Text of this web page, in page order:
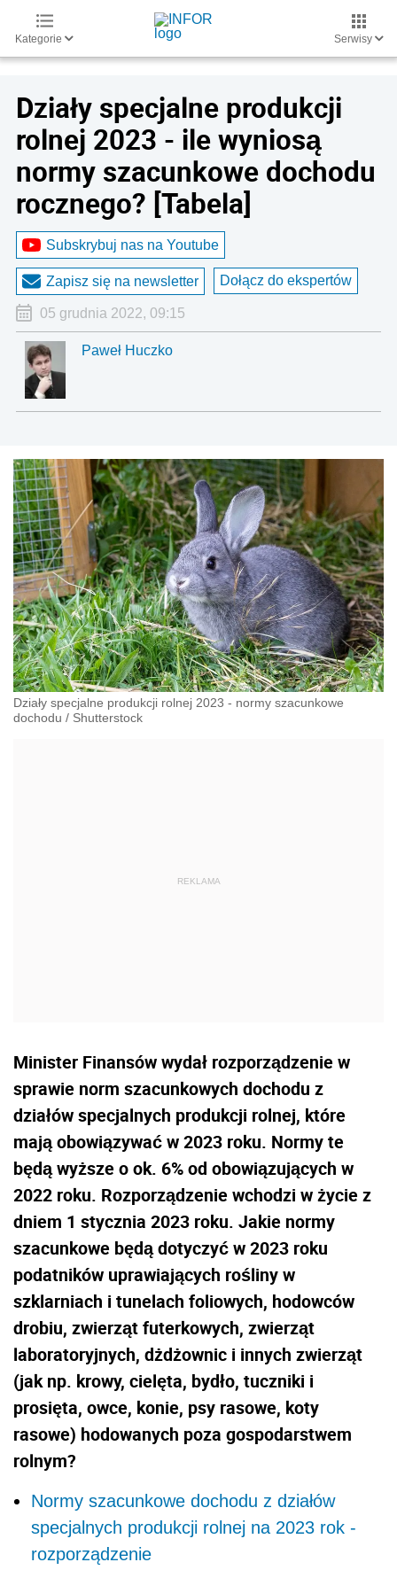
Kategorie Serwisy
Działy specjalne produkcji
rolnej 2023 - ile wyniosą
normy szacunkowe dochodu
rocznego? [Tabela]
Subskrybuj nas na Youtube
Zapisz się na newsletter Dołącz do ekspertów
05 grudnia 2022, 09:15
Paweł Huczko
Działy specjalne produkcji rolnej 2023 - normy szacunkowe
dochodu / Shutterstock
Minister Finansów wydał rozporządzenie w
sprawie norm szacunkowych dochodu z
działów specjalnych produkcji rolnej, które
mają obowiązywać w 2023 roku. Normy te
będą wyższe o ok. 6% od obowiązujących w
2022 roku. Rozporządzenie wchodzi w życie z
dniem 1 stycznia 2023 roku. Jakie normy
szacunkowe będą dotyczyć w 2023 roku
podatników uprawiających rośliny w
szklarniach i tunelach foliowych, hodowców
drobiu, zwierząt futerkowych, zwierząt
laboratoryjnych, dżdżownic i innych zwierząt
(jak np. krowy, cielęta, bydło, tuczniki i
prosięta, owce, konie, psy rasowe, koty
rasowe) hodowanych poza gospodarstwem
rolnym?
Normy szacunkowe dochodu z działów
specjalnych produkcji rolnej na 2023 rok -
rozporządzenie